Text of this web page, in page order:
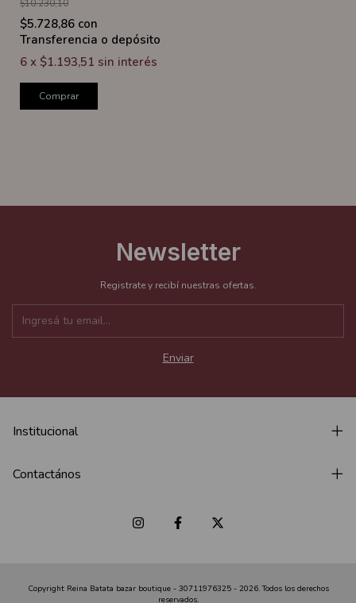
$10.230,10
$5.728,86 con
Transferencia o depósito
6 x $1.193,51 sin interés
Comprar
Newsletter
Registrate y recibí nuestras ofertas.
Institucional
Contactános
Copyright Reina Batata bazar boutique - 30711976325 - 2026. Todos los derechos
reservados.